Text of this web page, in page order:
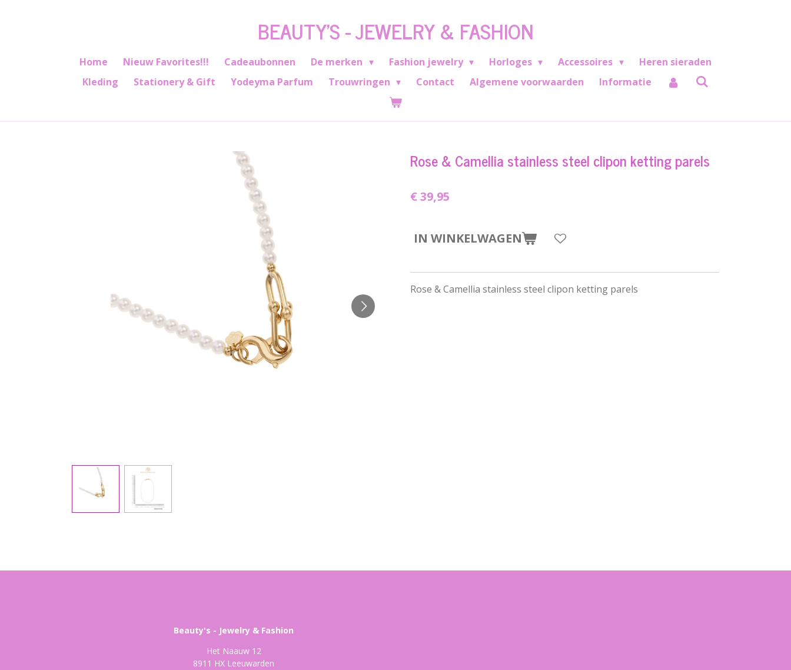
BEAUTY'S - JEWELRY & FASHION
Home Nieuw Favorites!!! Cadeaubonnen De merken Fashion jewelry Horloges Accessoires
Heren sieraden
Kleding
Stationery & Gift Yodeyma Parfum Trouwringen Contact Algemene voorwaarden Informatie
Rose & Camellia stainless steel clipon ketting parels
€ 39,95
IN WINKELWAGEN
Rose & Camellia stainless steel clipon ketting parels
Beauty's - Jewelry & Fashion
Het Naauw 12
8911 HX Leeuwarden